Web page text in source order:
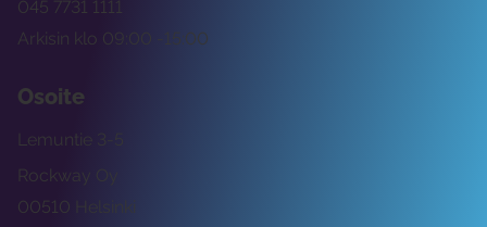
Arkisin klo 09:00 -15:00
045 7731 1111
Osoite
Rockway Oy
Lemuntie 3-5
00510 Helsinki